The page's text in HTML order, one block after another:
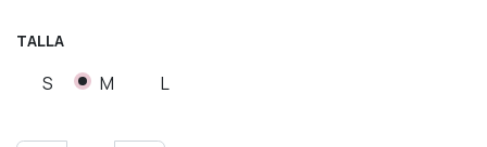
TALLA
S M L